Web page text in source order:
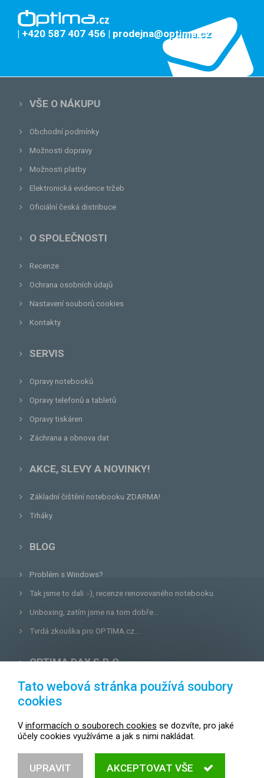
| +420 587 407 456 | prodejna@optima.cz
VŠE O NÁKUPU
Obchodní podmínky
Možnosti dopravy
Možnosti platby
Elektronická evidence tržeb
Oficiální česká distribuce
O SPOLEČNOSTI
Recenze
Ochrana osobních údajů
Nastavení souborů cookies
Kontakty
SERVIS
Opravy notebooků
Opravy telefonů a tabletů
Opravy tiskáren
Záchrana a obnova dat
AKCE, SLEVY A NOVINKY!
Základní čištění notebooku ZDARMA!
Trháky
BLOG
Problém s Windows?
Tak jsme to dali :-), recenze renovovaného notebooku.
Unboxing, zatím jsme na tom dobře...
Tvrdá zkouška pro OPTIMA.cz...
OPTIMA DAX S.R.O.
Lazecká 46/3, 779 00Olomouc
Zákaznická linka: +420 587 407 456
Tato webová stránka používá soubory
cookies
V informacích o souborech cookies se dozvíte, pro jaké
účely cookies využíváme a jak s nimi nakládat.
UPRAVIT AKCEPTOVAT VŠE